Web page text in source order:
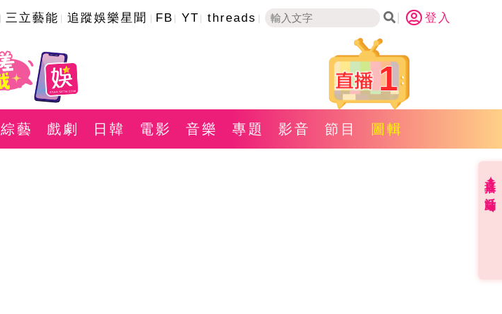
三立藝能 追蹤娛樂星聞 FB YT threads 登入
1
綜藝 戲劇 日韓 電影 音樂 專題 影音 節目 圖輯
直播✦活動